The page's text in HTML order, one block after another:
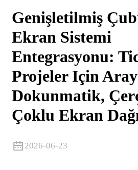
Genişletilmiş
Ekran Sistemi
Entegrasyonu:
Projeler Için
Dokunmatik,
Çoklu Ekran
2026-06-23